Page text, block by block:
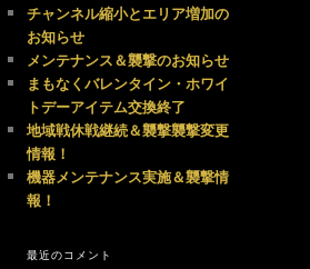
チャンネル縮小とエリア増加の
お知らせ
メンテナンス＆襲撃のお知らせ
まもなくバレンタイン・ホワイ
トデーアイテム交換終了
地域戦休戦継続＆襲撃襲撃変更
情報！
機器メンテナンス実施＆襲撃情
報！
最近のコメント